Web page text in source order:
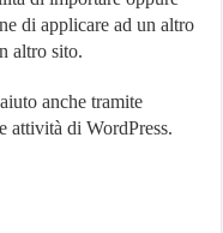
di applicare ad un altro
altro sito.
anche tramite
attività di WordPress.